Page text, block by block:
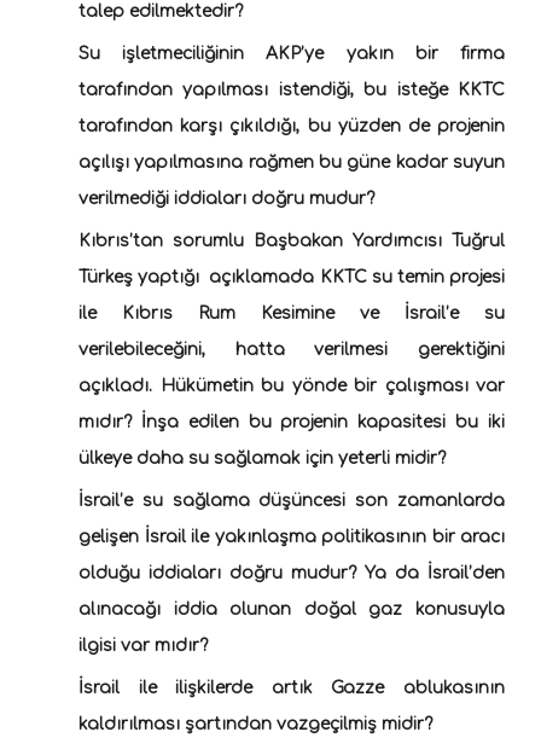
talep edilmektedir?
Su işletmeciliğinin AKP’ye yakın bir firma
tarafından yapılması istendiği, bu isteğe KKTC
tarafından karşı çıkıldığı, bu yüzden de projenin
açılışı yapılmasına rağmen bu güne kadar suyun
verilmediği iddiaları doğru mudur?
Kıbrıs’tan sorumlu Başbakan Yardımcısı Tuğrul
Türkeş yaptığı açıklamada KKTC su temin projesi
ile Kıbrıs Rum Kesimine ve İsrail’e su
verilebileceğini, hatta verilmesi gerektiğini
açıkladı. Hükümetin bu yönde bir çalışması var
mıdır? İnşa edilen bu projenin kapasitesi bu iki
ülkeye daha su sağlamak için yeterli midir?
İsrail’e su sağlama düşüncesi son zamanlarda
gelişen İsrail ile yakınlaşma politikasının bir aracı
olduğu iddiaları doğru mudur? Ya da İsrail’den
alınacağı iddia olunan doğal gaz konusuyla
ilgisi var mıdır?
İsrail ile ilişkilerde artık Gazze ablukasının
kaldırılması şartından vazgeçilmiş midir?